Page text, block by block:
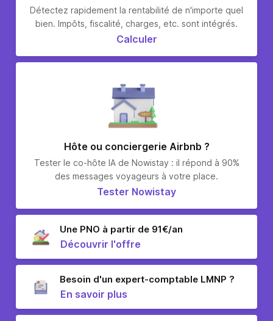
Détectez rapidement la rentabilité de n'importe quel
bien. Impôts, fiscalité, charges, etc. sont intégrés.
Calculer
Hôte ou conciergerie Airbnb ?
Tester le co-hôte IA de Nowistay : il répond à 90%
des messages voyageurs à votre place.
Tester Nowistay
Une PNO à partir de 91€/an
Découvrir l'offre
Besoin d'un expert-comptable LMNP ?
En savoir plus